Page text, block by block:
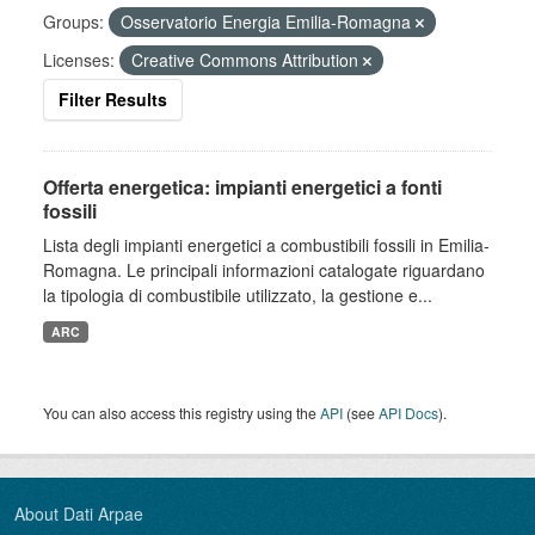
Groups:
Osservatorio Energia Emilia-Romagna
Licenses:
Creative Commons Attribution
Filter Results
Offerta energetica: impianti energetici a fonti
fossili
Lista degli impianti energetici a combustibili fossili in Emilia-
Romagna. Le principali informazioni catalogate riguardano
la tipologia di combustibile utilizzato, la gestione e...
ARC
You can also access this registry using theAPI (seeAPI Docs).
About Dati Arpae